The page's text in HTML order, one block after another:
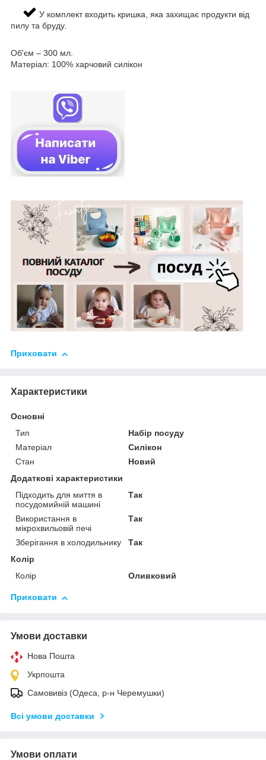
У комплект входить кришка, яка захищає продукти від
пилу та бруду.
Об'єм – 300 мл.
Матеріал: 100% харчовий силікон
Приховати
Характеристики
Основні
Тип
Набір посуду
Матеріал
Силікон
Стан
Новий
Додаткові характеристики
Підходить для миття в
посудомийній машині
Так
Використання в
мікрохвильовій печі
Так
Зберігання в холодильнику
Так
Колір
Колір
Оливковий
Приховати
Умови доставки
Нова Пошта
Укрпошта
Самовивіз (Одеса, р-н Черемушки)
Всі умови доставки
Умови оплати